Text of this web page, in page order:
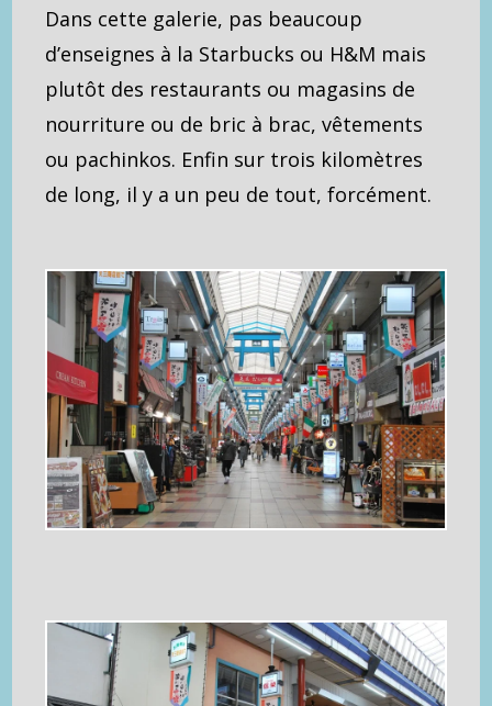
Dans cette galerie, pas beaucoup
d’enseignes à la Starbucks ou H&M mais
plutôt des restaurants ou magasins de
nourriture ou de bric à brac, vêtements
ou pachinkos. Enfin sur trois kilomètres
de long, il y a un peu de tout, forcément.